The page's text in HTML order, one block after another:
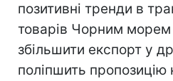
позитивні тренди в
товарів Чорним морем
збільшити експорт у
поліпшить